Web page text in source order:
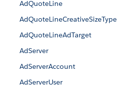
AdQuoteLine
AdQuoteLineCreativeSizeType
AdQuoteLineAdTarget
AdServer
AdServerAccount
AdServerUser